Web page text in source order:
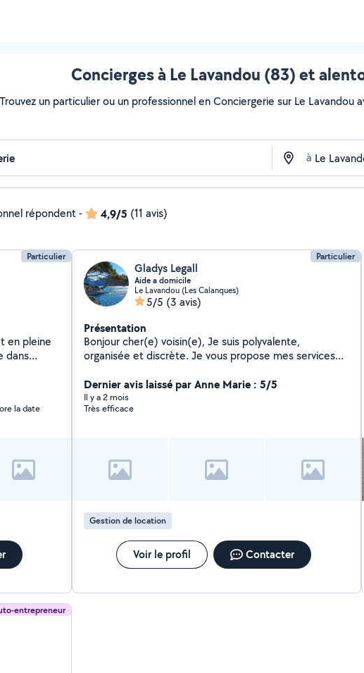
Concierges à Le Lavandou (83) et
un particulier ou un professionnel en Conciergerie sur Le
à
répondent- 4,9/5 (11 avis)
Particulier
dans
la date
Particulier
Gladys Legall
Aide a domicile
Le Lavandou (Les Calanques)
5/5 (3 avis)
Présentation
Bonjour cher(e) voisin(e), Je suis polyvalente,
organisée et discrète. Je vous propose mes services
auprès de personnes âgées, courses, ménage), ainsi
que dans le domaine de la conciergerie (check-in et
check-out, surveillance, ménage). N'hésitez pas à me
Dernier avis laissé par Anne Marie : 5/5
Il y a 2 mois
Très efficace
Gestion de location
Voir le profil Contacter
entrepreneur